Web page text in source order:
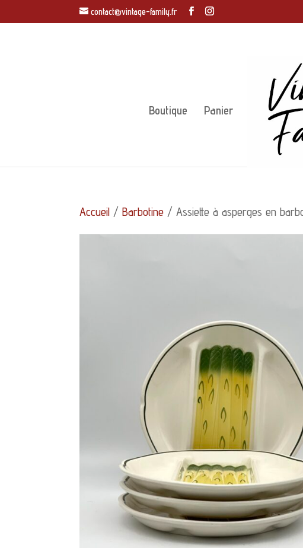
contact@vintage-family.fr
Boutique Panier
Accueil /Barbotine / Assiette à asperges en